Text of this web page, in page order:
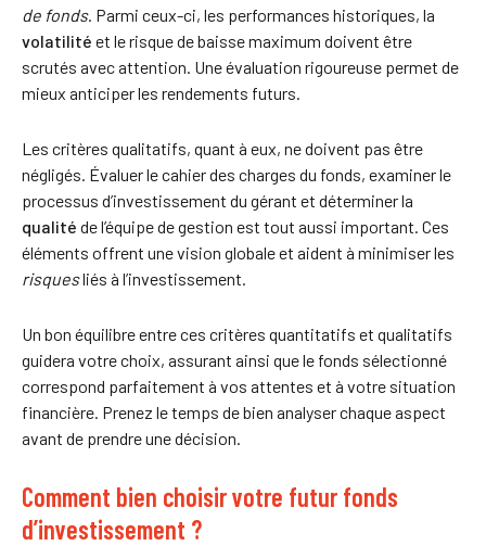
de fonds. Parmi ceux-ci, les performances historiques, la
volatilité et le risque de baisse maximum doivent être
scrutés avec attention. Une évaluation rigoureuse permet de
mieux anticiper les rendements futurs.
Les critères qualitatifs, quant à eux, ne doivent pas être
négligés. Évaluer le cahier des charges du fonds, examiner le
processus d’investissement du gérant et déterminer la
qualité de l’équipe de gestion est tout aussi important. Ces
éléments offrent une vision globale et aident à minimiser les
risquesliés à l’investissement.
Un bon équilibre entre ces critères quantitatifs et qualitatifs
guidera votre choix, assurant ainsi que le fonds sélectionné
correspond parfaitement à vos attentes et à votre situation
financière. Prenez le temps de bien analyser chaque aspect
avant de prendre une décision.
Comment bien choisir votre futur fonds
d’investissement ?